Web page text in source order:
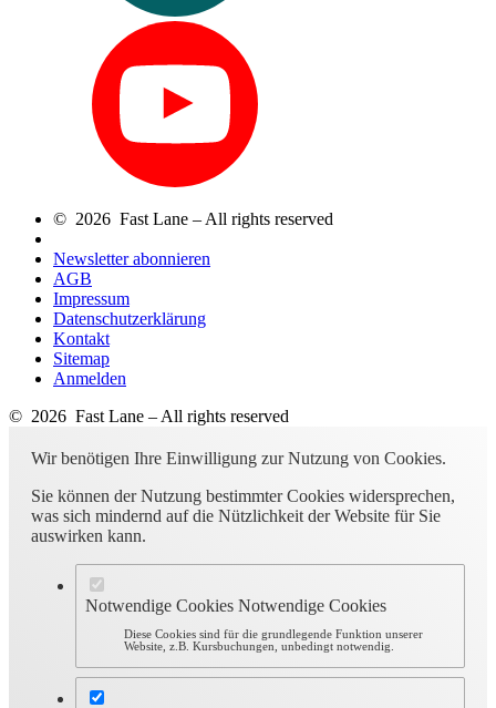
© 2026 Fast Lane – All rights reserved
Newsletter abonnieren
AGB
Impressum
Datenschutzerklärung
Kontakt
Sitemap
Anmelden
© 2026 Fast Lane – All rights reserved
Wir benötigen Ihre Einwilligung zur Nutzung von Cookies.
Sie können der Nutzung bestimmter Cookies widersprechen,
was sich mindernd auf die Nützlichkeit der Website für Sie
auswirken kann.
Notwendige Cookies Notwendige Cookies
Diese Cookies sind für die grundlegende Funktion unserer
Website, z.B. Kursbuchungen, unbedingt notwendig.